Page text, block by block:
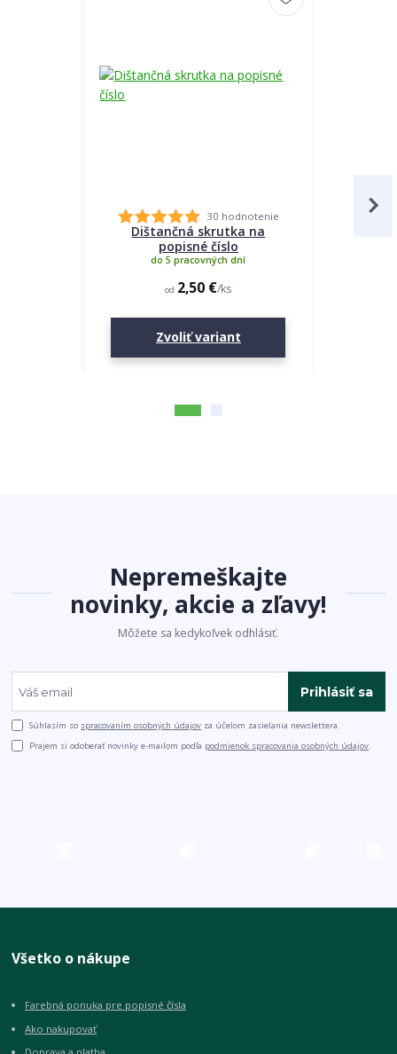
30 hodnotenie
Dištančná skrutka na
popisné číslo
od 2,50 €/ks
do 5 pracovných dní
Zvoliť variant
Nepremeškajte
novinky, akcie a zľavy!
Môžete sa kedykoľvek odhlásiť.
Prihlásiť sa
Súhlasím so spracovaním osobných údajov za účelom zasielania newslettera.
Prajem si odoberať novinky e-mailom podľa podmienok spracovania osobných údajov.
Všetko o nákupe
Farebná ponuka pre popisné čísla
Ako nakupovať